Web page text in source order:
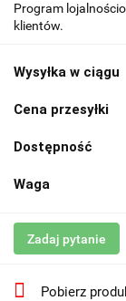
Program
klientów.
Wysyłka w ciągu
Cena przesyłki
Dostępność
Waga
Zadaj pytanie
Pobierz